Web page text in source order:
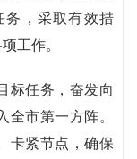
务，采取有效措
工作。
标任务，奋发向
全市第一方阵。
卡紧节点，确保